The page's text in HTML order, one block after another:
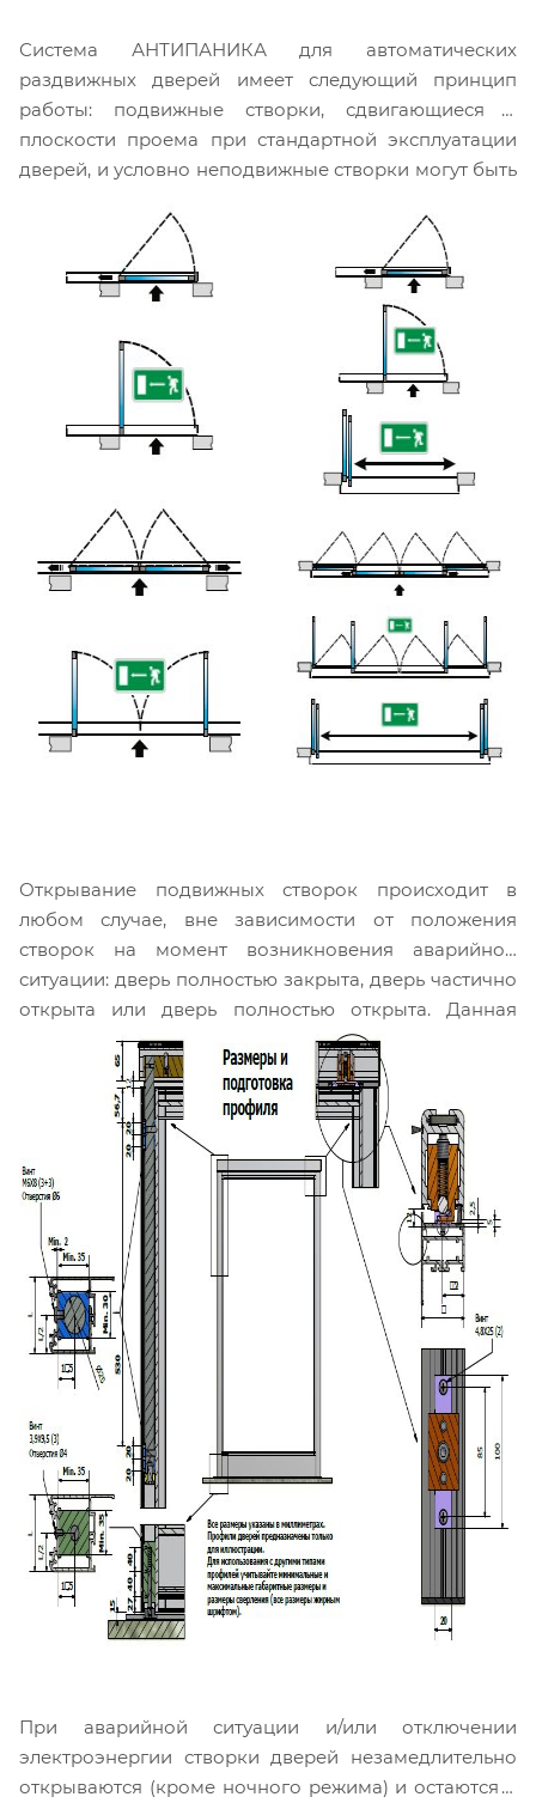
Система АНТИПАНИКА для автоматических
раздвижных дверей имеет следующий принцип
работы: подвижные створки, сдвигающиеся в
плоскости проема при стандартной эксплуатации
дверей, и условно неподвижные створки могут быть
толчком в соответствии с
требованиями Приложения III DM3.10.1998 "Меры,
касающиеся средств эвакуации в случае пожара" и
"Критерии общие пожарной безопасности для
управления чрезвычайными ситуациями на
рабочем месте" для увеличения пропускной
способности проема в аварийном случае.
Открывание подвижных створок происходит в
любом случае, вне зависимости от положения
створок на момент возникновения аварийной
ситуации: дверь полностью закрыта, дверь частично
открыта или дверь полностью открыта. Данная
информация отражается на специальном
предупреждающем знаке, который обычно
наносится на створки на уровне 1500 ± 100 мм.
При аварийной ситуации и/или отключении
электроэнергии створки дверей незамедлительно
открываются (кроме ночного режима) и остаются в